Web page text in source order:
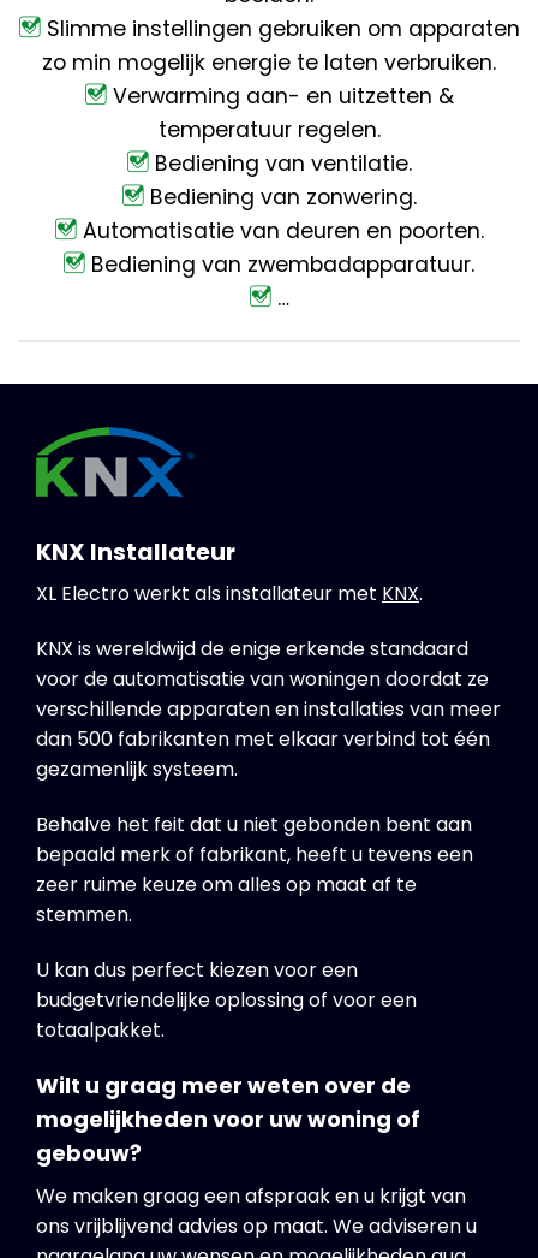
Slimme instellingen gebruiken om apparaten
zo min mogelijk energie te laten verbruiken.
Verwarming aan- en uitzetten &
temperatuur regelen.
Bediening van ventilatie.
Bediening van zonwering.
Automatisatie van deuren en poorten.
Bediening van zwembadapparatuur.
…
KNX Installateur
XL Electro werkt als installateur met KNX.
KNX is wereldwijd de enige erkende standaard
voor de automatisatie van woningen doordat ze
verschillende apparaten en installaties van meer
dan 500 fabrikanten met elkaar verbind tot één
gezamenlijk systeem.
Behalve het feit dat u niet gebonden bent aan
bepaald merk of fabrikant, heeft u tevens een
zeer ruime keuze om alles op maat af te
stemmen.
U kan dus perfect kiezen voor een
budgetvriendelijke oplossing of voor een
totaalpakket.
Wilt u graag meer weten over de
mogelijkheden voor uw woning of
gebouw?
We maken graag een afspraak en u krijgt van
ons vrijblijvend advies op maat. We adviseren u